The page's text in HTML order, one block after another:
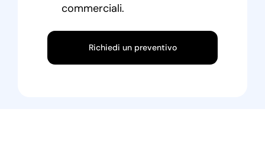
commerciali.
Richiedi un preventivo